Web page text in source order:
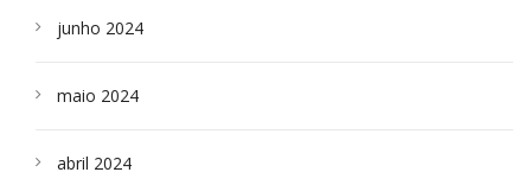
junho 2024
maio 2024
abril 2024